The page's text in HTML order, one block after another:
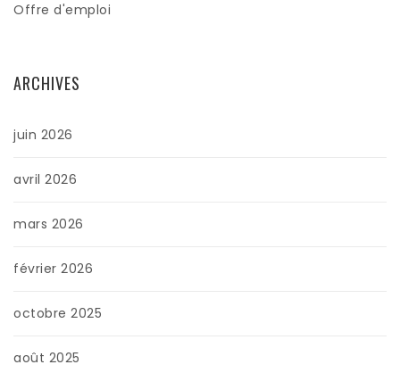
Offre d'emploi
ARCHIVES
juin 2026
avril 2026
mars 2026
février 2026
octobre 2025
août 2025